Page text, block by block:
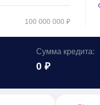
100 000 000 ₽
Сумма кредита:
0 ₽